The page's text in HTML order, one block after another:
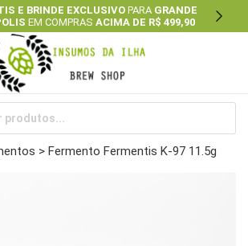
E BRINDE EXCLUSIVOPARA GRANDE
EM COMPRAS ACIMA DE R$ 499,90 Next
> Fermento Fermentis K-97 11.5g